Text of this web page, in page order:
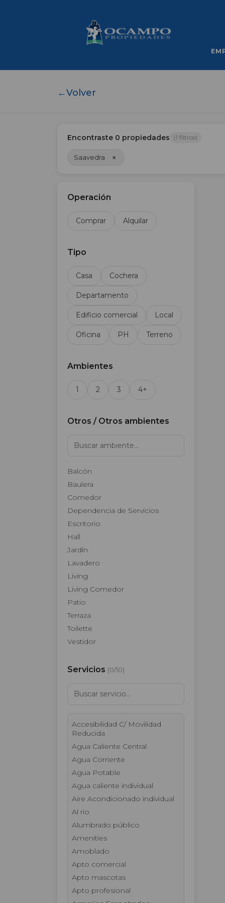
←Volver
Encontraste 0 propiedades (1 filtros)
Saavedra ×
Operación
Comprar Alquilar
Tipo
Casa Cochera
Departamento
Edificio comercial Local
Oficina PH Terreno
Ambientes
1 2 3 4+
Otros / Otros ambientes
Balcón
Baulera
Comedor
Dependencia de Servicios
Escritorio
Hall
Jardín
Lavadero
Living
Living Comedor
Patio
Terraza
Toilette
Vestidor
Servicios (0/10)
Accesibilidad C/ Movilidad
Reducida
Agua Caliente Central
Agua Corriente
Agua Potable
Agua caliente individual
Aire Acondicionado individual
Al rio
Alumbrado público
Amenities
Amoblado
Apto comercial
Apto mascotas
Apto profesional